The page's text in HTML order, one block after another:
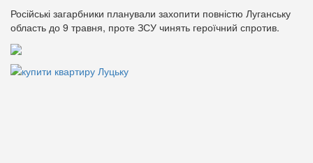
Російські загарбники планували захопити повністю Луганську
область до 9 травня, проте ЗСУ чинять героїчний спротив.